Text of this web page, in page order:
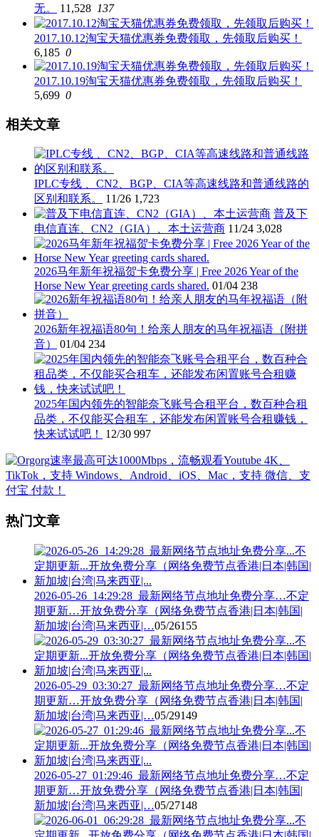
无。
11,528 137
2017.10.12淘宝天猫优惠券免费领取，先领取后购买！
6,185 0
2017.10.19淘宝天猫优惠券免费领取，先领取后购买！
5,699 0
相关文章
IPLC专线 、CN2、BGP、CIA等高速线路和普通线路的
区别和联系。
11/26 1,723
普及下
电信直连、CN2（GIA）、本土运营商 11/24 3,028
2026马年新年祝福贺卡免费分享 | Free 2026 Year of the
Horse New Year greeting cards shared. 01/04 238
2026新年祝福语80句！给亲人朋友的马年祝福语（附拼
音）
01/04 234
2025年国内领先的智能奈飞账号合租平台，数百种合租
品类，不仅能买合租车，还能发布闲置账号合租赚钱，
快来试试吧！
12/30 997
热门文章
2026-05-26_14:29:28_最新网络节点地址免费分享…不定
期更新…开放免费分享（网络免费节点香港|日本|韩国|
新加坡|台湾|马来西亚|…05/26155
2026-05-29_03:30:27_最新网络节点地址免费分享…不定
期更新…开放免费分享（网络免费节点香港|日本|韩国|
新加坡|台湾|马来西亚|…05/29149
2026-05-27_01:29:46_最新网络节点地址免费分享…不定
期更新…开放免费分享（网络免费节点香港|日本|韩国|
新加坡|台湾|马来西亚|…05/27148